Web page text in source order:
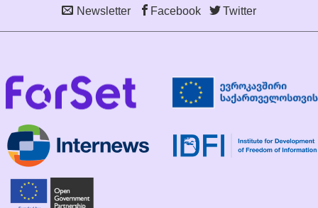
Newsletter Facebook Twitter